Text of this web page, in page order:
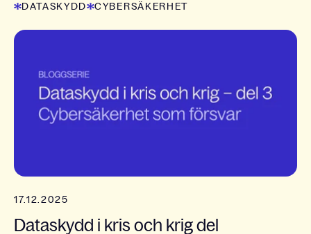
DATASKYDD CYBERSÄKERHET
17.12.2025
Dataskydd i kris och krig del